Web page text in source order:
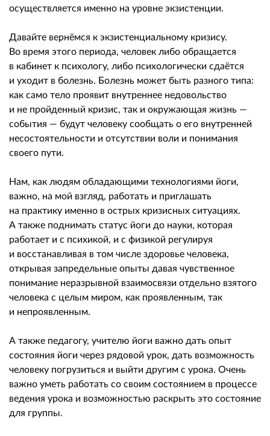
осуществляется именно на уровне экзистенции.
Давайте вернёмся к экзистенциальному кризису.
Во время этого периода, человек либо обращается
в кабинет к психологу, либо психологически сдаётся
и уходит в болезнь. Болезнь может быть разного типа:
как само тело проявит внутреннее недовольство
и не пройденный кризис, так и окружающая жизнь —
события — будут человеку сообщать о его внутренней
несостоятельности и отсутствии воли и понимания
своего пути.
Нам, как людям обладающими технологиями йоги,
важно, на мой взгляд, работать и приглашать
на практику именно в острых кризисных ситуациях.
А также поднимать статус йоги до науки, которая
работает и с психикой, и с физикой регулируя
и восстанавливая в том числе здоровье человека,
открывая запредельные опыты давая чувственное
понимание неразрывной взаимосвязи отдельно взятого
человека с целым миром, как проявленным, так
и непроявленным.
А также педагогу, учителю йоги важно дать опыт
состояния йоги через рядовой урок, дать возможность
человеку погрузиться и выйти другим с урока. Очень
важно уметь работать со своим состоянием в процессе
ведения урока и возможностью раскрыть это состояние
для группы.